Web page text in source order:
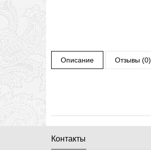
Описание Отзывы (0)
Контакты